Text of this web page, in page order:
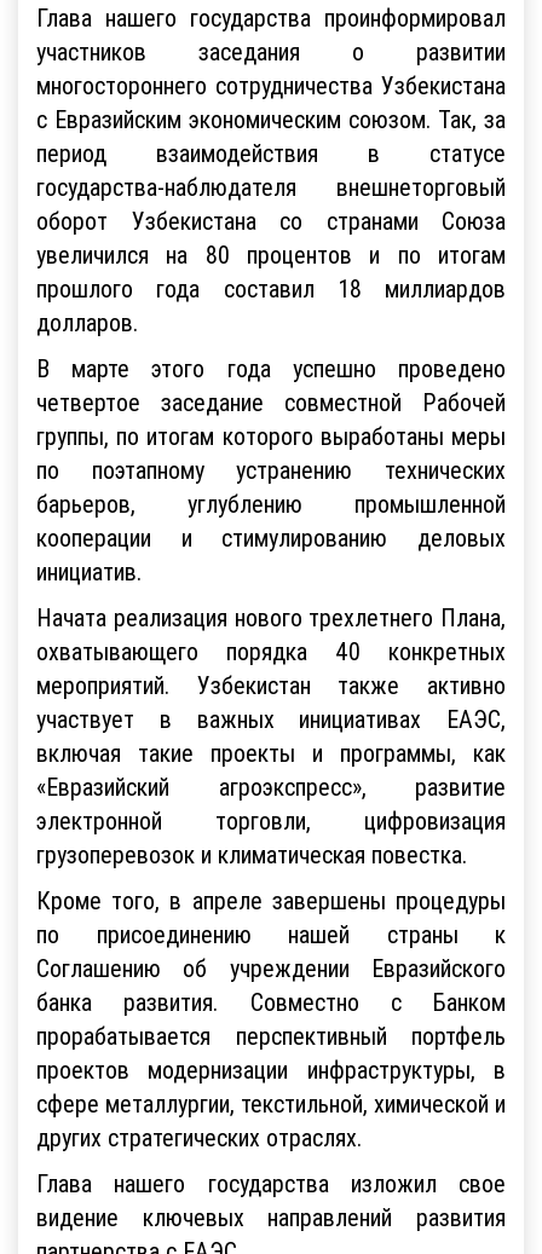
Глава нашего государства проинформировал
участников заседания о развитии
многостороннего сотрудничества Узбекистана
с Евразийским экономическим союзом. Так, за
период взаимодействия в статусе
государства-наблюдателя внешнеторговый
оборот Узбекистана со странами Союза
увеличился на 80 процентов и по итогам
прошлого года составил 18 миллиардов
долларов.
В марте этого года успешно проведено
четвертое заседание совместной Рабочей
группы, по итогам которого выработаны меры
по поэтапному устранению технических
барьеров, углублению промышленной
кооперации и стимулированию деловых
инициатив.
Начата реализация нового трехлетнего Плана,
охватывающего порядка 40 конкретных
мероприятий. Узбекистан также активно
участвует в важных инициативах ЕАЭС,
включая такие проекты и программы, как
«Евразийский агроэкспресс», развитие
электронной торговли, цифровизация
грузоперевозок и климатическая повестка.
Кроме того, в апреле завершены процедуры
по присоединению нашей страны к
Соглашению об учреждении Евразийского
банка развития. Совместно с Банком
прорабатывается перспективный портфель
проектов модернизации инфраструктуры, в
сфере металлургии, текстильной, химической и
других стратегических отраслях.
Глава нашего государства изложил свое
видение ключевых направлений развития